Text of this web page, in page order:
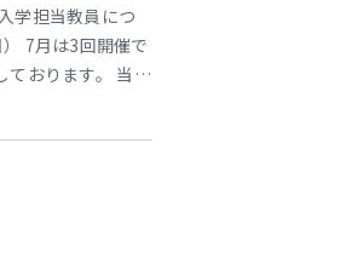
学担当教員につ
7月は3回開催で
おります。 当